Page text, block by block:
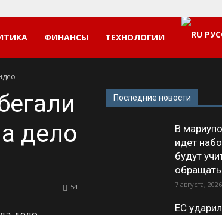
ФИНАНСЫ ТЕХНОЛОГИИ
дело
54
Последние новости
В
идет
будут
7 августа, 2026
ЕС